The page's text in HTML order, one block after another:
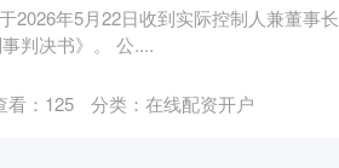
2026年5月22日收到实际控制人兼董事长
判决书》。 公....
看： 125 分类： 在线配资开户